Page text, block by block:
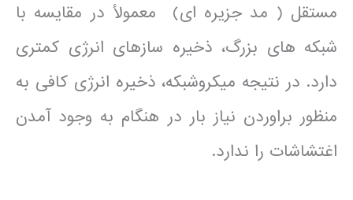
مستقل ( مد جزیره ای) معمولأ در مقایسه با
شبکه های بزرگ، ذخیره سازهای انرژی کم­تری
دارد. در نتیجه میکروشبکه، ذخیره انرژی کافی به
منظور براوردن نیاز بار در هنگام به وجود آمدن
اغتشاشات را ندارد.